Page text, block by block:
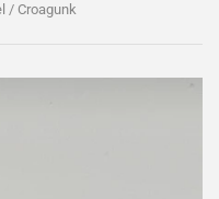
/ Croagunk